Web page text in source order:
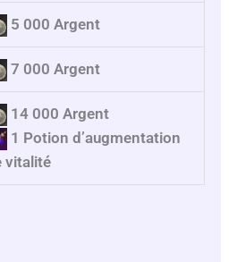
5 000 Argent
7 000 Argent
14 000 Argent
1 Potion d’augmentation
vitalité